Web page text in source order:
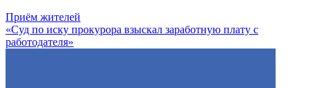
Приём жителей
«Суд по иску прокурора взыскал заработную плату с
работодателя»